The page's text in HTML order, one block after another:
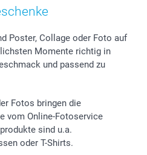
Poster, Collage oder Foto auf
Momente richtig in
und passend zu
Fotos bringen die
vom Online-Fotoservice
sind u.a.
oder T-Shirts.